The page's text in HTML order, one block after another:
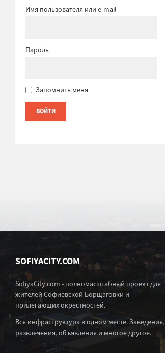
Имя пользователя или e-mail
Пароль
Запомнить меня
SOFIYACITY.COM
SofiyaCity.com - полномасштабный проект для
жителей Софиевской Борщаговки и
прилегающих окрестностей.
Вся инфраструктура в одном месте. Заведения,
развлечения, объявления и многое другое.